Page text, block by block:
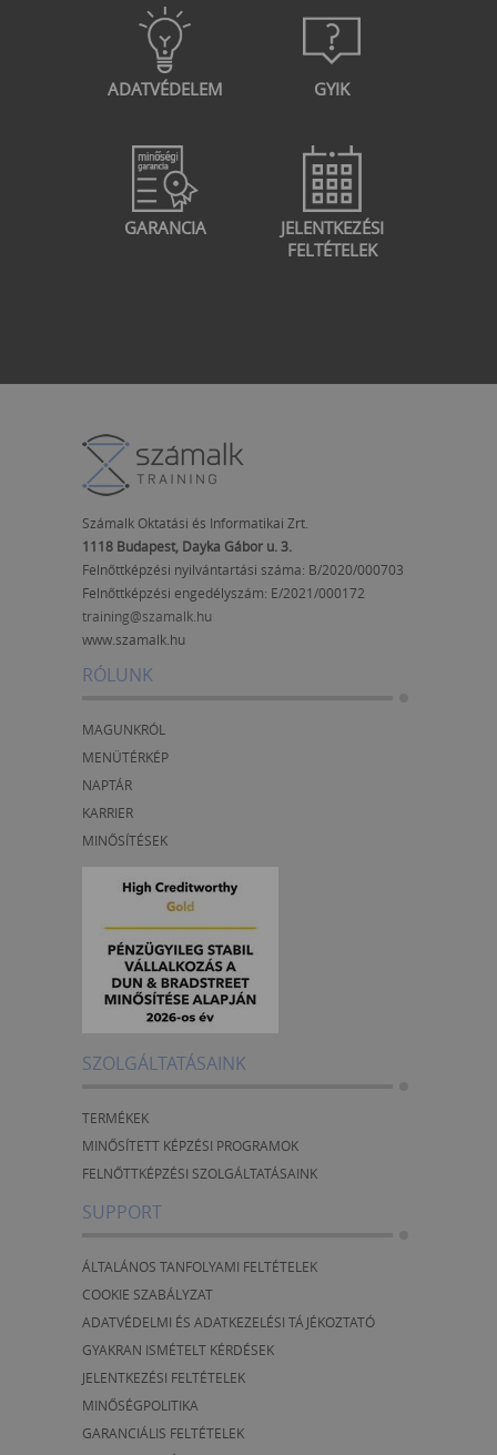
ADATVÉDELEM GYIK
GARANCIA
JELENTKEZÉSI
FELTÉTELEK
Számalk Oktatási és Informatikai Zrt.
1118 Budapest, Dayka Gábor u. 3.
Felnőttképzési nyilvántartási száma: B/2020/000703
Felnőttképzési engedélyszám: E/2021/000172
training@szamalk.hu
www.szamalk.hu
RÓLUNK
MAGUNKRÓL
MENÜTÉRKÉP
NAPTÁR
KARRIER
MINŐSÍTÉSEK
SZOLGÁLTATÁSAINK
TERMÉKEK
MINŐSÍTETT KÉPZÉSI PROGRAMOK
FELNŐTTKÉPZÉSI SZOLGÁLTATÁSAINK
SUPPORT
ÁLTALÁNOS TANFOLYAMI FELTÉTELEK
COOKIE SZABÁLYZAT
ADATVÉDELMI ÉS ADATKEZELÉSI TÁJÉKOZTATÓ
GYAKRAN ISMÉTELT KÉRDÉSEK
JELENTKEZÉSI FELTÉTELEK
MINŐSÉGPOLITIKA
GARANCIÁLIS FELTÉTELEK